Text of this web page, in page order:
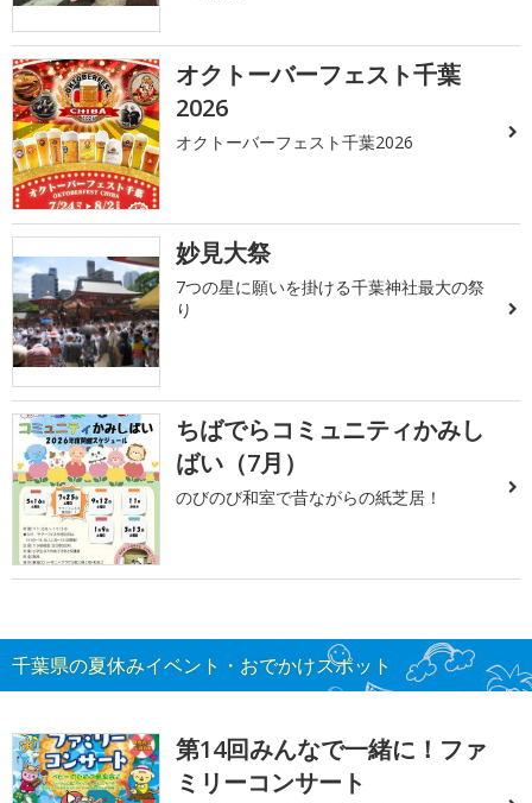
オクトーバーフェスト千葉
2026
オクトーバーフェスト千葉2026
妙見大祭
7つの星に願いを掛ける千葉神社最大の祭
り
ちばでらコミュニティかみし
ばい（7月）
のびのび和室で昔ながらの紙芝居！
千葉県の夏休みイベント・おでかけスポット
第14回みんなで一緒に！ファ
ミリーコンサート